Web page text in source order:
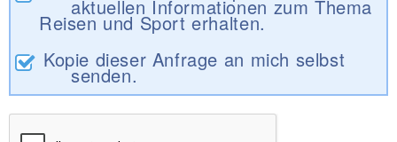
aktuellen Informationen zum Thema
Reisen und Sport erhalten.
Kopie dieser Anfrage an mich selbst
senden.